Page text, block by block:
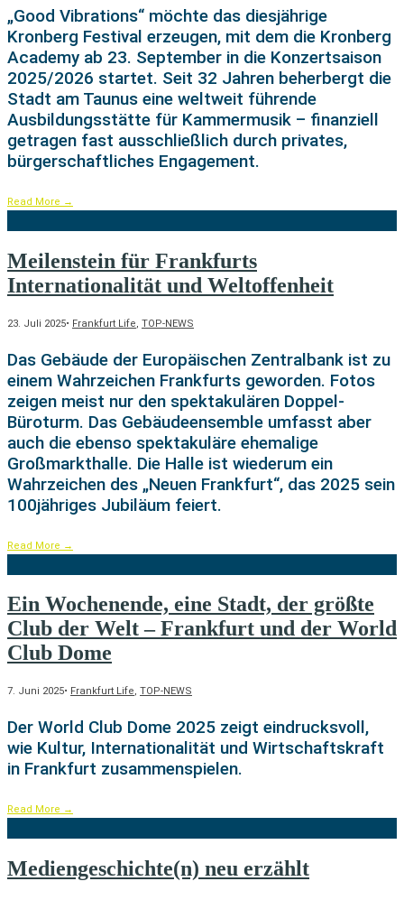
„Good Vibrations“ möchte das diesjährige
Kronberg Festival erzeugen, mit dem die Kronberg
Academy ab 23. September in die Konzertsaison
2025/2026 startet. Seit 32 Jahren beherbergt die
Stadt am Taunus eine weltweit führende
Ausbildungsstätte für Kammermusik – finanziell
getragen fast ausschließlich durch privates,
bürgerschaftliches Engagement.
Read More →
Meilenstein für Frankfurts
Internationalität und Weltoffenheit
23. Juli 2025• Frankfurt Life TOP-NEWS
Das Gebäude der Europäischen Zentralbank ist zu
einem Wahrzeichen Frankfurts geworden. Fotos
zeigen meist nur den spektakulären Doppel-
Büroturm. Das Gebäudeensemble umfasst aber
auch die ebenso spektakuläre ehemalige
Großmarkthalle. Die Halle ist wiederum ein
Wahrzeichen des „Neuen Frankfurt“, das 2025 sein
100jähriges Jubiläum feiert.
Read More →
Ein Wochenende, eine Stadt, der größte
Club der Welt – Frankfurt und der World
Club Dome
7. Juni 2025• Frankfurt Life, TOP-NEWS
Der World Club Dome 2025 zeigt eindrucksvoll,
wie Kultur, Internationalität und Wirtschaftskraft
in Frankfurt zusammenspielen.
Read More →
Mediengeschichte(n) neu erzählt